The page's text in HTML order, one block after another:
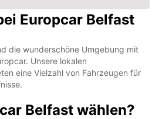
Europcar Belfast
die wunderschöne Umgebung mit
Unsere lokalen
eine Vielzahl von Fahrzeugen für
Belfast wählen?